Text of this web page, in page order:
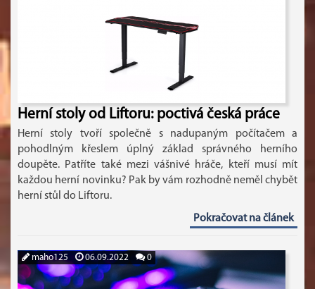
Herní stoly od Liftoru: poctivá česká práce
Herní stoly tvoří společně s nadupaným počítačem a
pohodlným křeslem úplný základ správného herního
doupěte. Patříte také mezi vášnivé hráče, kteří musí mít
každou herní novinku? Pak by vám rozhodně neměl chybět
herní stůl do Liftoru.
Pokračovat na článek
maho125 06.09.2022 0